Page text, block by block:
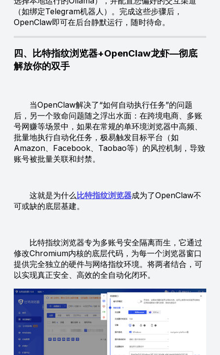
（如绑定Telegram机器人）。完成这些步骤后，
OpenClaw即可在后台静默运行，随时待命。
四、比特指纹浏览器+OpenClaw龙虾—彻底
解放你的双手
当OpenClaw解决了“如何自动执行任务”的问题
后，另一个致命问题随之浮出水面：在跨境电商、多账
号网赚等场景中，如果在常规的单环境浏览器中高频、
批量地执行自动化任务，极易触发目标平台（如
Amazon、Facebook、Taobao等）的风控机制，导致
账号被批量关联和封禁。
这就是为什么比特指纹浏览器成为了OpenClaw不
可或缺的底层基建。
比特指纹浏览器专为多账号安全隔离而生，它通过
修改Chromium内核的底层代码，为每一个浏览器窗口
提供完全独立的硬件与网络指纹环境。将两者结合，可
以实现真正安全、高效的全自动化闭环。